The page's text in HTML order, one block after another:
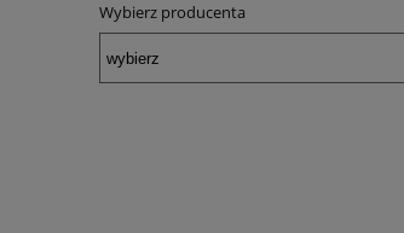
Wybierz producenta